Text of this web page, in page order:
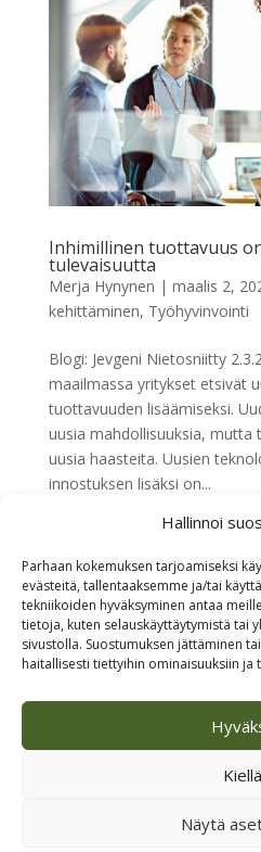
Hallinnoi
Parhaan kokemuksen tarjoamiseksi
evästeitä, tallentaaksemme ja/tai
tekniikoiden hyväksyminen antaa
tietoja, kuten selauskäyttäytymistä tai
sivustolla. Suostumuksen jättäminen
haitallisesti tiettyihin ominaisuuksiin ja
Kiellä
Näytä
Inhimillinen tuottavuus
tulevaisuutta
Merja Hynynen | maalis 2,
kehittäminen, Työhyvinvointi
Blogi: Jevgeni Nietosniitty
maailmassa yritykset etsivät
tuottavuuden lisäämiseksi.
uusia mahdollisuuksia, mutta
uusia haasteita. Uusien
innostuksen lisäksi on...
Viimeisimmät
Loma alkoi – aivot saapuivat
Näe hyvä ja löydä oma Ikigai